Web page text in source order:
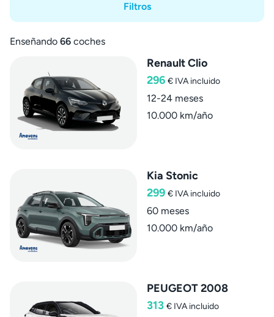
Filtros
Enseñando 66 coches
Renault Clio
296 € IVA incluido
12-24 meses
10.000 km/año
Kia Stonic
299 € IVA incluido
60 meses
10.000 km/año
PEUGEOT 2008
313 € IVA incluido